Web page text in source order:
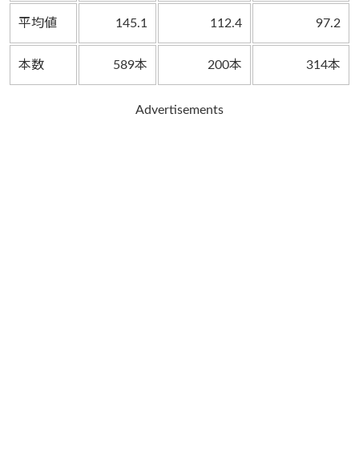
平均値 145.1 112.4 97.2
本数 589本 200本 314本
Advertisements